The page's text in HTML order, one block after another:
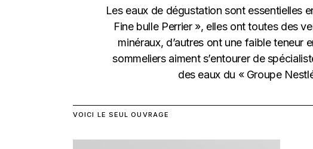
Les eaux de dégustation sont essentielles
Fine bulle Perrier », elles ont toutes des
minéraux, d’autres ont une faible teneur
sommeliers aiment s’entourer de
des eaux du « Groupe
VOICI LE SEUL OUVRAGE